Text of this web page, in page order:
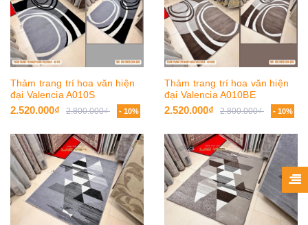
Thảm trang trí hoa văn hiện
đại Valencia A010S
2.520.000₫ 2.800.000₫ - 10%
Thảm trang trí hoa văn hiện
đại Valencia A010BE
2.520.000₫ 2.800.000₫ - 10%